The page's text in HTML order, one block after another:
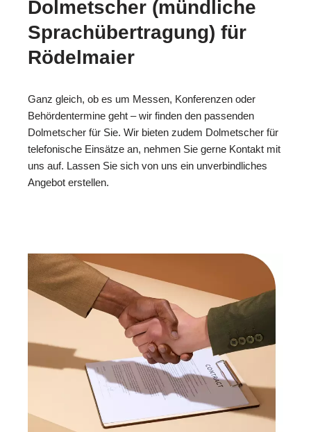
Dolmetscher (mündliche
Sprachübertragung) für
Rödelmaier
Ganz gleich, ob es um Messen, Konferenzen oder
Behördentermine geht – wir finden den passenden
Dolmetscher für Sie. Wir bieten zudem Dolmetscher für
telefonische Einsätze an, nehmen Sie gerne Kontakt mit
uns auf. Lassen Sie sich von uns ein unverbindliches
Angebot erstellen.